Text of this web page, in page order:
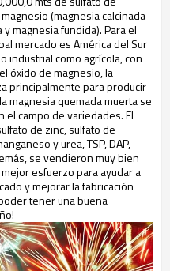
(magnesia calcinada
magnesia fundida). Para el
mercado es América del Sur
industrial como agrícola, con
óxido de magnesio, la
principalmente para producir
magnesia quemada muerta se
el campo de variedades. El
de zinc, sulfato de
y urea, TSP, DAP,
se vendieron muy bien
esfuerzo para ayudar a
y mejorar la fabricación
tener una buena